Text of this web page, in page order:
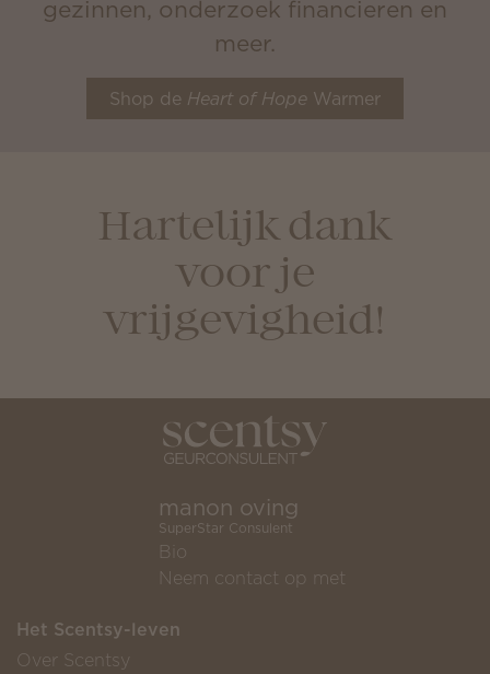
gezinnen, onderzoek financieren en
meer.
Shop de Heart of Hope Warmer
Hartelijk dank
voor je
vrijgevigheid!
manon oving
SuperStar Consulent
Bio
Neem contact op met
Het Scentsy-leven
Over Scentsy